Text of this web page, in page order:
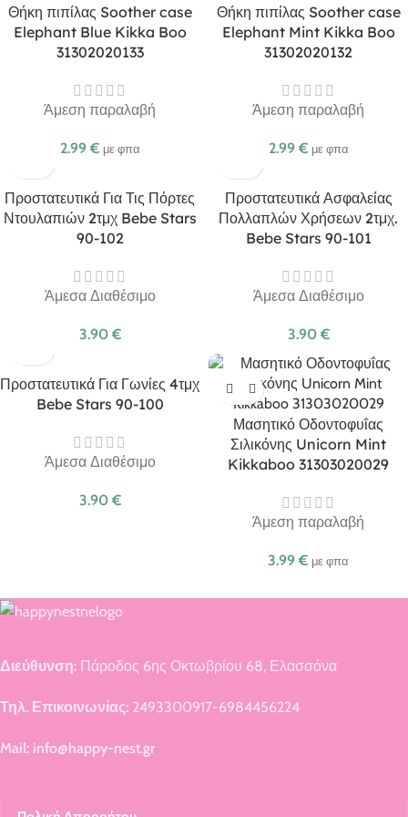
Θήκη πιπίλας Soother case
Elephant Blue Kikka Boo
31302020133
Άμεση παραλαβή
2.99 € με φπα
Θήκη πιπίλας Soother case
Elephant Mint Kikka Boo
31302020132
Άμεση παραλαβή
2.99 € με φπα
Προστατευτικά Για Τις Πόρτες
Ντουλαπιών 2τμχ Bebe Stars
90-102
Άμεσα Διαθέσιμο
3.90 €
Προστατευτικά Ασφαλείας
Πολλαπλών Χρήσεων 2τμχ.
Bebe Stars 90-101
Άμεσα Διαθέσιμο
3.90 €
Προστατευτικά Για Γωνίες 4τμχ
Bebe Stars 90-100
Άμεσα Διαθέσιμο
3.90 €
Μασητικό Οδοντοφυΐας
Σιλικόνης Unicorn Mint
Kikkaboo 31303020029
Άμεση παραλαβή
3.99 € με φπα
Διεύθυνση: Πάροδος 6ης Οκτωβρίου 68, Ελασσόνα
Τηλ. Επικοινωνίας: 2493300917-6984456224
Mail: info@happy-nest.gr